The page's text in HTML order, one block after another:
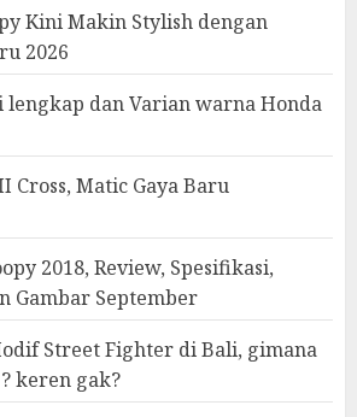
Kini Makin Stylish dengan
2026
lengkap dan Varian warna Honda
Cross, Matic Gaya Baru
2018, Review, Spesifikasi,
Gambar September
Street Fighter di Bali, gimana
keren gak?